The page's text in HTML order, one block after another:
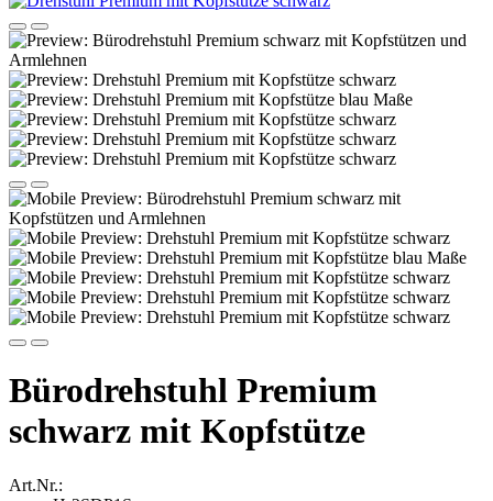
Bürodrehstuhl Premium
schwarz mit Kopfstütze
Art.Nr.: